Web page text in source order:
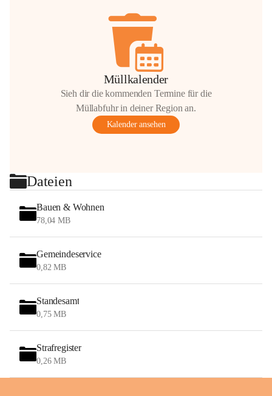
Müllkalender
Sieh dir die kommenden Termine für die
Müllabfuhr in deiner Region an.
Kalender ansehen
Dateien
Bauen & Wohnen
78,04 MB
Gemeindeservice
0,82 MB
Standesamt
0,75 MB
Strafregister
0,26 MB